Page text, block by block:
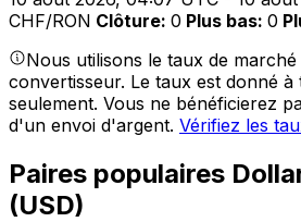
CHF/RON Clôture: 0 Plus bas: 0
Nous utilisons le taux de
convertisseur. Le taux est donné
seulement. Vous ne bénéficierez
d'un envoi d'argent. Vérifiez les
Paires populaires
(USD)